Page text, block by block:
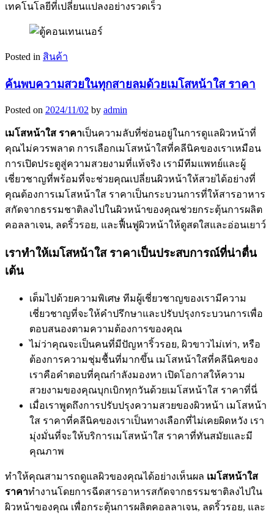
เทคโนโลยีที่เปลี่ยนแปลงอย่างรวดเร็ว
Posted in สินค้า
ค้นพบความสวยในทุกสายลมด้วยเมโสหน้าใส ราคา
Posted on 2024/11/02 by admin
เมโสหน้าใส ราคาเป็นความลับที่ซ่อนอยู่ในการดูแลผิวหน้าที่
คุณไม่ควรพลาด การเลือกเมโสหน้าใสที่คลีนิคของเราเหมือน
การเปิดประตูสู่ความสวยงามที่แท้จริง เรามีทีมแพทย์และผู้
เชี่ยวชาญที่พร้อมที่จะช่วยคุณเปลี่ยนผิวหน้าให้สวยได้อย่างที่
คุณต้องการเมโสหน้าใส ราคาเป็นกระบวนการที่ให้สารอาหาร
สกัดจากธรรมชาติลงไปในผิวหน้าของคุณช่วยกระตุ้นการผลิต
คอลลาเจน, ลดริ้วรอย, และฟื้นฟูผิวหน้าให้ดูสดใสและอ่อนเยาว์
เราทำให้เมโสหน้าใส ราคาเป็นประสบการณ์ที่น่าตื่น
เต้น
เต็มไปด้วยความพิเศษ ทีมผู้เชี่ยวชาญของเรามีความ
เชี่ยวชาญที่จะให้คำปรึกษาและปรับปรุงกระบวนการเพื่อ
ตอบสนองตามความต้องการของคุณ
ไม่ว่าคุณจะเป็นคนที่มีปัญหาริ้วรอย, ผิวขาวไม่เท่า, หรือ
ต้องการความชุ่มชื้นที่มากขึ้น เมโสหน้าใสที่คลีนิคของ
เราคือคำตอบที่คุณกำลังมองหา เปิดโอกาสให้ความ
สวยงามของคุณบุกเบิกทุกวันด้วยเมโสหน้าใส ราคาที่นี่
เมื่อเราพูดถึงการปรับปรุงความสวยของผิวหน้า เมโสหน้า
ใส ราคาที่คลีนิคของเราเป็นทางเลือกที่ไม่เคยผิดหวัง เรา
มุ่งมั่นที่จะให้บริการเมโสหน้าใส ราคาที่ทันสมัยและมี
คุณภาพ
ทำให้คุณสามารถดูแลผิวของคุณได้อย่างเห็นผล เมโสหน้าใส
ราคาทำงานโดยการฉีดสารอาหารสกัดจากธรรมชาติลงไปใน
ผิวหน้าของคุณ เพื่อกระตุ้นการผลิตคอลลาเจน, ลดริ้วรอย, และ